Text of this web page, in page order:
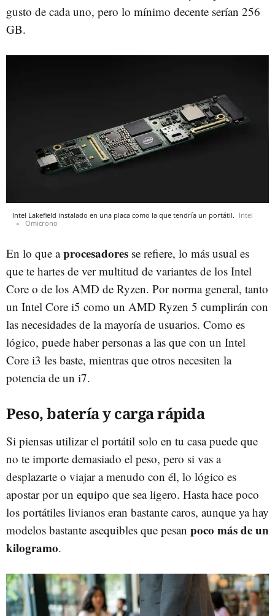
gusto de cada uno, pero lo mínimo decente serían 256
GB.
Intel Lakefield instalado en una placa como la que tendría un portátil. Intel
Omicrono
En lo que aprocesadores se refiere, lo más usual es
que te hartes de ver multitud de variantes de los Intel
Core o de los AMD de Ryzen. Por norma general, tanto
un Intel Core i5 como un AMD Ryzen 5 cumplirán con
las necesidades de la mayoría de usuarios. Como es
lógico, puede haber personas a las que con un Intel
Core i3 les baste, mientras que otros necesiten la
potencia de un i7.
Peso, batería y carga rápida
Si piensas utilizar el portátil solo en tu casa puede que
no te importe demasiado el peso, pero si vas a
desplazarte o viajar a menudo con él, lo lógico es
apostar por un equipo que sea ligero. Hasta hace poco
los portátiles livianos eran bastante caros, aunque ya hay
modelos bastante asequibles que pesan poco más de un
kilogramo.